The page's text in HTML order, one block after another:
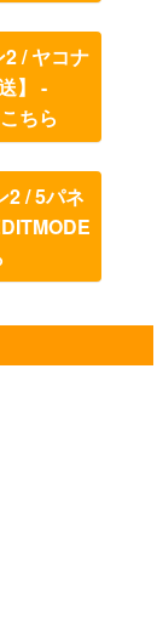
2 / ヤコナ
】 -
ちら
2 / 5パネ